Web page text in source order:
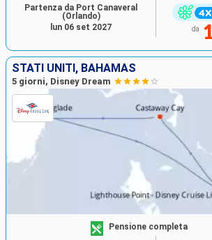
da
Partenza da Port Canaveral
(Orlando)
lun 06 set 2027
STATI UNITI, BAHAMAS
5 giorni, Disney Dream
Pensione completa